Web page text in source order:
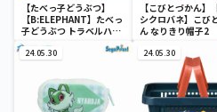
【たべっ子どうぶつ】
【B:ELEPHANT】たべっ
子どうぶつ トラベルハン
ガー
【こびとづかん】
シクロバネ】こび
ん なりきり帽子2
24.05.30 24.05.30